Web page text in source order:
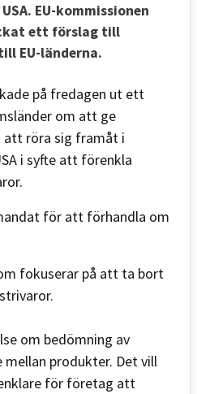
EU-kommissionen
ett förslag till
EU-länderna.
på fredagen ut ett
om att ge
att röra sig framåt i
i syfte att förenkla
för att förhandla om
fokuserar på att ta bort
om bedömning av
mellan produkter. Det vill
för företag att